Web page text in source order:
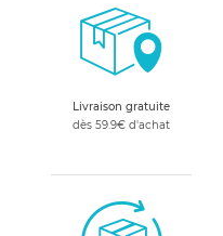
Livraison gratuite
dès 59.9€ d'achat